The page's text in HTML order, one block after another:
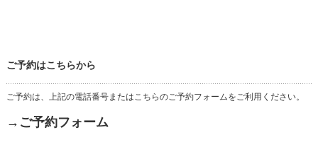
ご予約はこちらから
ご予約は、上記の電話番号またはこちらのご予約フォームをご利用ください。
→ご予約フォーム